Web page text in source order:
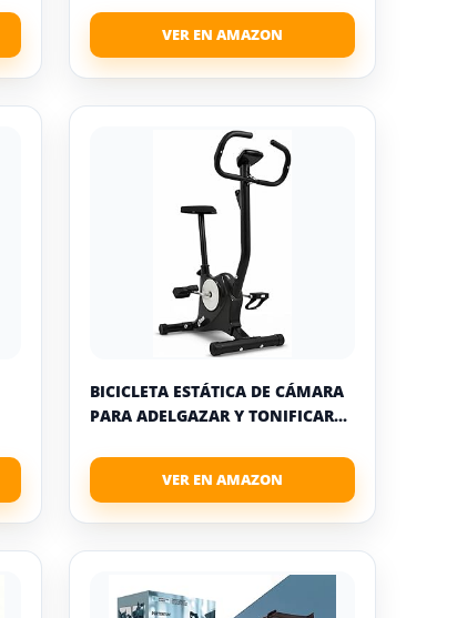
BICICLETA ESTÁTICA DE CÁMARA
PARA ADELGAZAR Y TONIFICAR...